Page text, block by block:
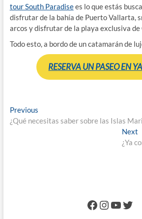
tour South Paradisees lo que estás
disfrutar de la bahía de Puerto Vallarta,
arcos y disfrutar de la playa exclusiva
Todo esto, a bordo de un catamarán de
RESERVA UN PASEO EN
Navegación
de
PreviousPrevious
post:
¿Qué necesitas saber sobre las Islas
Next
¿Ya
Facebook
Instagram